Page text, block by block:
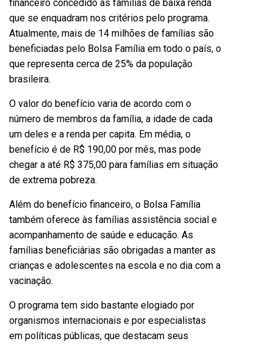
financeiro concedido às famílias de baixa renda
que se enquadram nos critérios pelo programa.
Atualmente, mais de 14 milhões de famílias são
beneficiadas pelo Bolsa Família em todo o país, o
que representa cerca de 25% da população
brasileira.
O valor do benefício varia de acordo com o
número de membros da família, a idade de cada
um deles e a renda per capita. Em média, o
benefício é de R$ 190,00 por mês, mas pode
chegar a até R$ 375,00 para famílias em situação
de extrema pobreza.
Além do benefício financeiro, o Bolsa Família
também oferece às famílias assistência social e
acompanhamento de saúde e educação. As
famílias beneficiárias são obrigadas a manter as
crianças e adolescentes na escola e no dia com a
vacinação.
O programa tem sido bastante elogiado por
organismos internacionais e por especialistas
em políticas públicas, que destacam seus